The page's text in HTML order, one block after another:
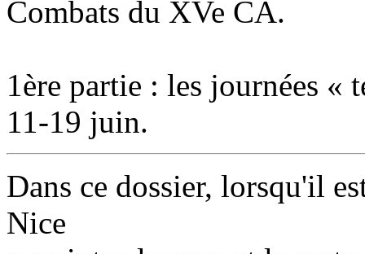
Combats du XVe CA.
1ère partie : les journées «
11-19 juin.
Dans ce dossier, lorsqu'il
Nice